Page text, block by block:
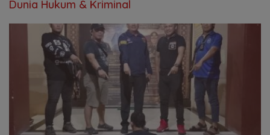
Dunia Hukum & Kriminal